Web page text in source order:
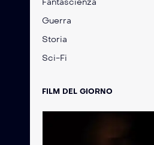
Guerra
Storia
Sci-Fi
FILM DEL GIORNO